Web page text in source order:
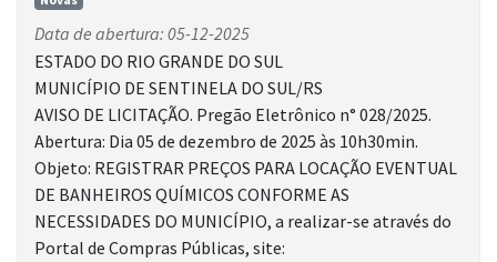
Data de abertura: 05-12-2025
ESTADO DO RIO GRANDE DO SUL
MUNICÍPIO DE SENTINELA DO SUL/RS
AVISO DE LICITAÇÃO. Pregão Eletrônico n° 028/2025.
Abertura: Dia 05 de dezembro de 2025 às 10h30min.
Objeto: REGISTRAR PREÇOS PARA LOCAÇÃO EVENTUAL
DE BANHEIROS QUÍMICOS CONFORME AS
NECESSIDADES DO MUNICÍPIO, a realizar-se através do
Portal de Compras Públicas, site: